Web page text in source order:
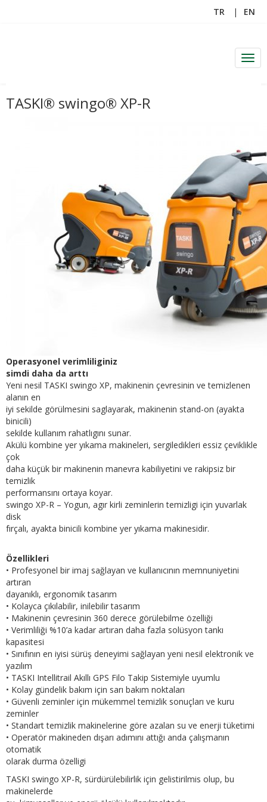
TR EN
TASKI® swingo® XP-R
Operasyonel verimliliginiz
simdi daha da arttı
Yeni nesil TASKI swingo XP, makinenin çevresinin ve temizlenen
alanın en
iyi sekilde görülmesini saglayarak, makinenin stand-on (ayakta
binicili)
sekilde kullanım rahatlıgını sunar.
Akülü kombine yer yıkama makineleri, sergiledikleri essiz çeviklikle
çok
daha küçük bir makinenin manevra kabiliyetini ve rakipsiz bir
temizlik
performansını ortaya koyar.
swingo XP-R – Yogun, agır kirli zeminlerin temizligi için yuvarlak
disk
fırçalı, ayakta binicili kombine yer yıkama makinesidir.
Özellikleri
• Profesyonel bir imaj sağlayan ve kullanıcının memnuniyetini
artıran
dayanıklı, ergonomik tasarım
• Kolayca çıkılabilir, inilebilir tasarım
• Makinenin çevresinin 360 derece görülebilme özelliği
• Verimliliği %10’a kadar artıran daha fazla solüsyon tankı
kapasitesi
• Sınıfının en iyisi sürüş deneyimi sağlayan yeni nesil elektronik ve
yazılım
• TASKI Intellitrail Akıllı GPS Filo Takip Sistemiyle uyumlu
• Kolay gündelik bakım için sarı bakım noktaları
• Güvenli zeminler için mükemmel temizlik sonuçları ve kuru
zeminler
• Standart temizlik makinelerine göre azalan su ve enerji tüketimi
• Operatör makineden dışarı adımını attığı anda çalışmanın
otomatik
olarak durma özelligi
TASKI swingo XP-R, sürdürülebilirlik için gelistirilmis olup, bu
makinelerde